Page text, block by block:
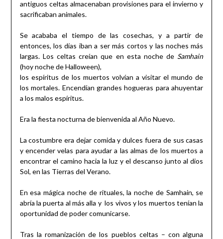
antiguos celtas almacenaban provisiones para el invierno y
sacrificaban animales.
Se acababa el tiempo de las cosechas, y a partir de
entonces, los días iban a ser más cortos y las noches más
largas. Los celtas creían que en esta noche de Samhain
(hoy noche de Halloween),
los espíritus de los muertos volvían a visitar el mundo de
los mortales. Encendían grandes hogueras para ahuyentar
a los malos espíritus.
Era la fiesta nocturna de bienvenida al Año Nuevo.
La costumbre era dejar comida y dulces fuera de sus casas
y encender velas para ayudar a las almas de los muertos a
encontrar el camino hacia la luz y el descanso junto al dios
Sol, en las Tierras del Verano.
En esa mágica noche de rituales, la noche de Samhain, se
abría la puerta al más alla y los vivos y los muertos tenían la
oportunidad de poder comunicarse.
Tras la romanización de los pueblos celtas – con alguna